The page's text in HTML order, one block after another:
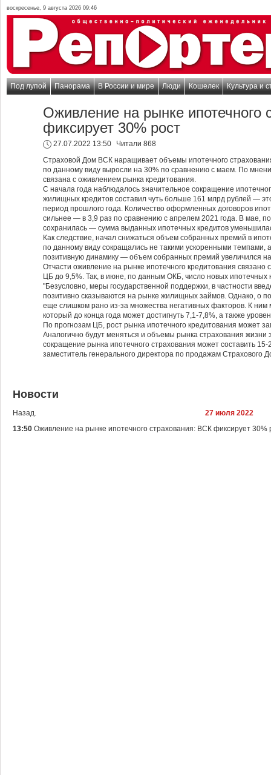
воскресенье, 9 августа 2026 09:46
Под лупой Панорама В России и мире Люди Кошелек Культура и
Оживление на рынке ипотечного
фиксирует 30% рост
27.07.2022 13:50
Читали 868
Страховой Дом ВСК наращивает объемы ипотечного
по данному виду выросли на 30% по сравнению с маем. По
связана с оживлением рынка кредитования.
С начала года наблюдалось значительное сокращение
жилищных кредитов составил чуть больше 161 млрд рублей —
период прошлого года. Количество оформленных договоров
сильнее — в 3,9 раз по сравнению с апрелем 2021 года. В мае,
сохранилась — сумма выданных ипотечных кредитов
Как следствие, начал снижаться объем собранных премий в
по данному виду сокращались не такими ускоренными
позитивную динамику — объем собранных премий увеличился
Отчасти оживление на рынке ипотечного кредитования связано
ЦБ до 9,5%. Так, в июне, по данным ОКБ, число новых ипотечных
"Безусловно, меры государственной поддержки, в частности
позитивно сказываются на рынке жилищных займов. Однако, о
еще слишком рано из-за множества негативных факторов. К
который до конца года может достигнуть 7,1-7,8%, а также
По прогнозам ЦБ, рост рынка ипотечного кредитования может
Аналогично будут меняться и объемы рынка страхования жизни
сокращение рынка ипотечного страхования может составить
заместитель генерального директора по продажам Страхового
Новости
Назад.
27 июля 2022
13:50 Оживление на рынке ипотечного страхования: ВСК фиксирует 30%